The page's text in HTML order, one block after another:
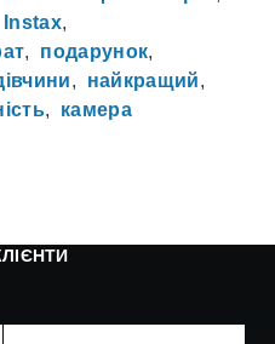
Instax
подарунок
найкращий
камера